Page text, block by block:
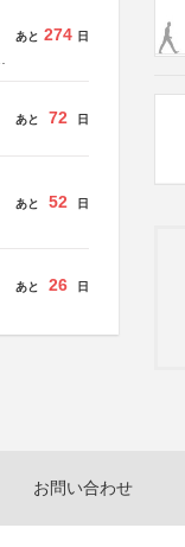
あと 274 日
あと 72 日
あと 52 日
あと 26 日
お問い合わせ